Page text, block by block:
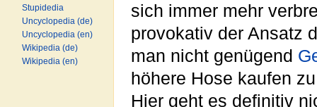
sich immer mehr
provokativ der Ansatz
man nicht genügend
höhere Hose kaufen
Hier geht es definitiv
Stupidedia
Uncyclopedia (de)
Uncyclopedia (en)
Wikipedia (de)
Wikipedia (en)